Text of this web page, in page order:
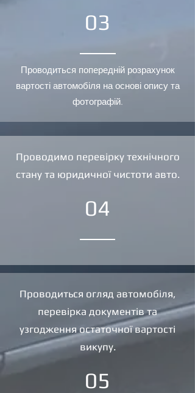
03
Проводиться попередній розрахунок
вартості автомобіля на основі опису та
фотографій.
Проводимо перевірку технічного
стану та юридичної чистоти авто.
04
Проводиться огляд автомобіля,
перевірка документів та
узгодження остаточної вартості
викупу.
05